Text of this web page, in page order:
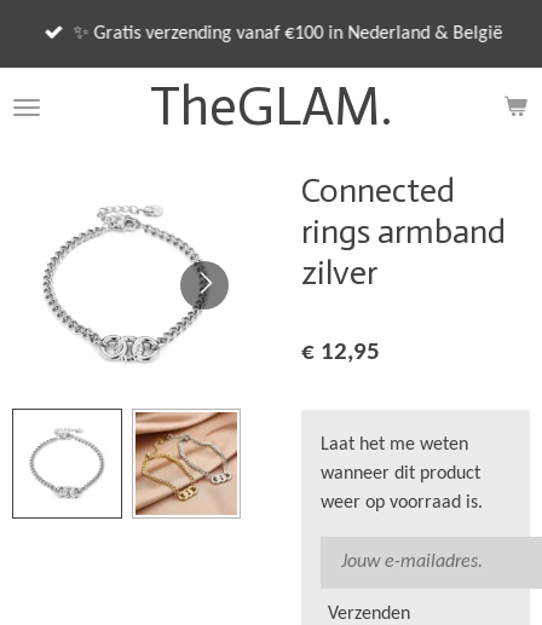
de
TheGLAM.
✨ Gratis verzending vanaf €100 in Nederland & België
Connected
rings armband
zilver
€ 12,95
Laat het me weten
wanneer dit product
weer op voorraad is.
Verzenden